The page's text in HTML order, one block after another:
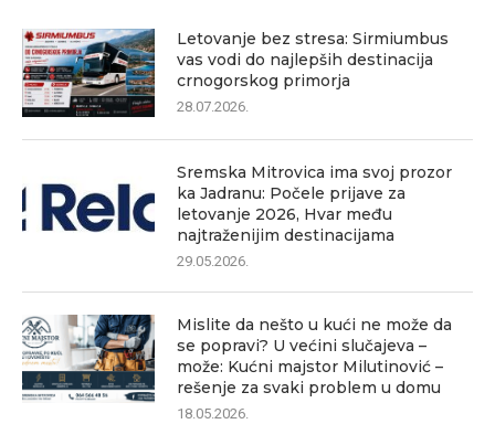
Letovanje bez stresa: Sirmiumbus
vas vodi do najlepših destinacija
crnogorskog primorja
28.07.2026.
Sremska Mitrovica ima svoj prozor
ka Jadranu: Počele prijave za
letovanje 2026, Hvar među
najtraženijim destinacijama
29.05.2026.
Mislite da nešto u kući ne može da
se popravi? U većini slučajeva –
može: Kućni majstor Milutinović –
rešenje za svaki problem u domu
18.05.2026.